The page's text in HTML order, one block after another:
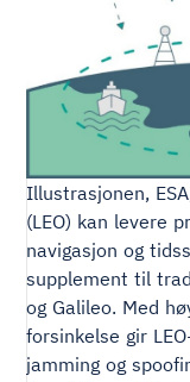
Illustrasjonen,
(LEO) kan levere
navigasjon og
supplement til
og Galileo. Med
forsinkelse gir
jamming og